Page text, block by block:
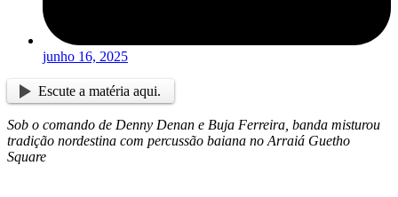
junho 16, 2025
Escute a matéria aqui.
Sob o comando de Denny Denan e Buja Ferreira, banda misturou
tradição nordestina com percussão baiana no Arraiá Guetho
Square